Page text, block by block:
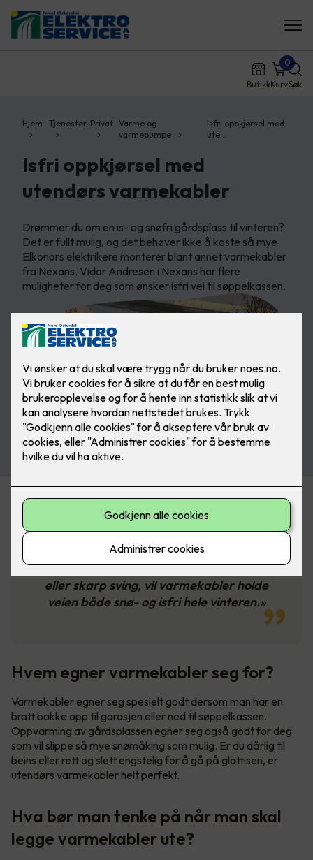
ButikkKurv
0
Søk
Hjem Tjenester Privat Varme og
varmepumpe
Isfri oppkjørsel med
ute…
Isfri oppkjørsel med
utendørs varmekabler
Drømmer du om en is- og snøfri gårdsplass til vinteren?
Det er fullt mulig, og det behøver ikke å koste så mye.
Elkonors elektrikere monterer blant annet varmekabler
fra Nexans. Vidar Andresen i Nexans har flere
muligheter for deg som ønsker isfri vei til søppelkassen.
«Varmekabler kan legges under asfalt
og belegningsstein. Hvis du har en
klønete innkjøring med en bratt bakke
eller skarp sving, vil varmekabler holde
veien både snø- og isfri hele vinteren.»
Hvem egner varmekabler seg for?
Varmekabler egner seg spesielt godt dersom man har en
bratt bakke opp til garasjen eller ned til søppelkassen.
Oppvarming av gårdsplassen egner seg også godt for deg
som vil slippe så mye snømåking som mulig. Er du dårlig til
beins eller rett og slett engstelig for å gå på glattisen, er
utendørs varmekabler helt perfekt.
Hva bør man tenke på når man skal
legge varmekabler ute?